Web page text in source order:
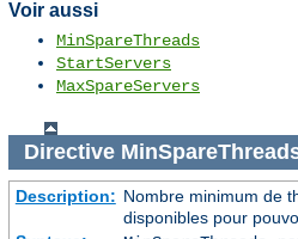
Voir aussi
MinSpareThreads
StartServers
MaxSpareServers
Directive
Description: Nombre minimum de
disponibles pour